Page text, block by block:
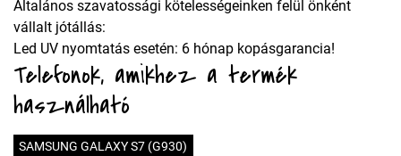
Általános szavatossági kötelességeinken felül önként
vállalt jótállás:
Led UV nyomtatás esetén: 6 hónap kopásgarancia!
Telefonok, amikhez a termék
használható
SAMSUNG GALAXY S7 (G930)